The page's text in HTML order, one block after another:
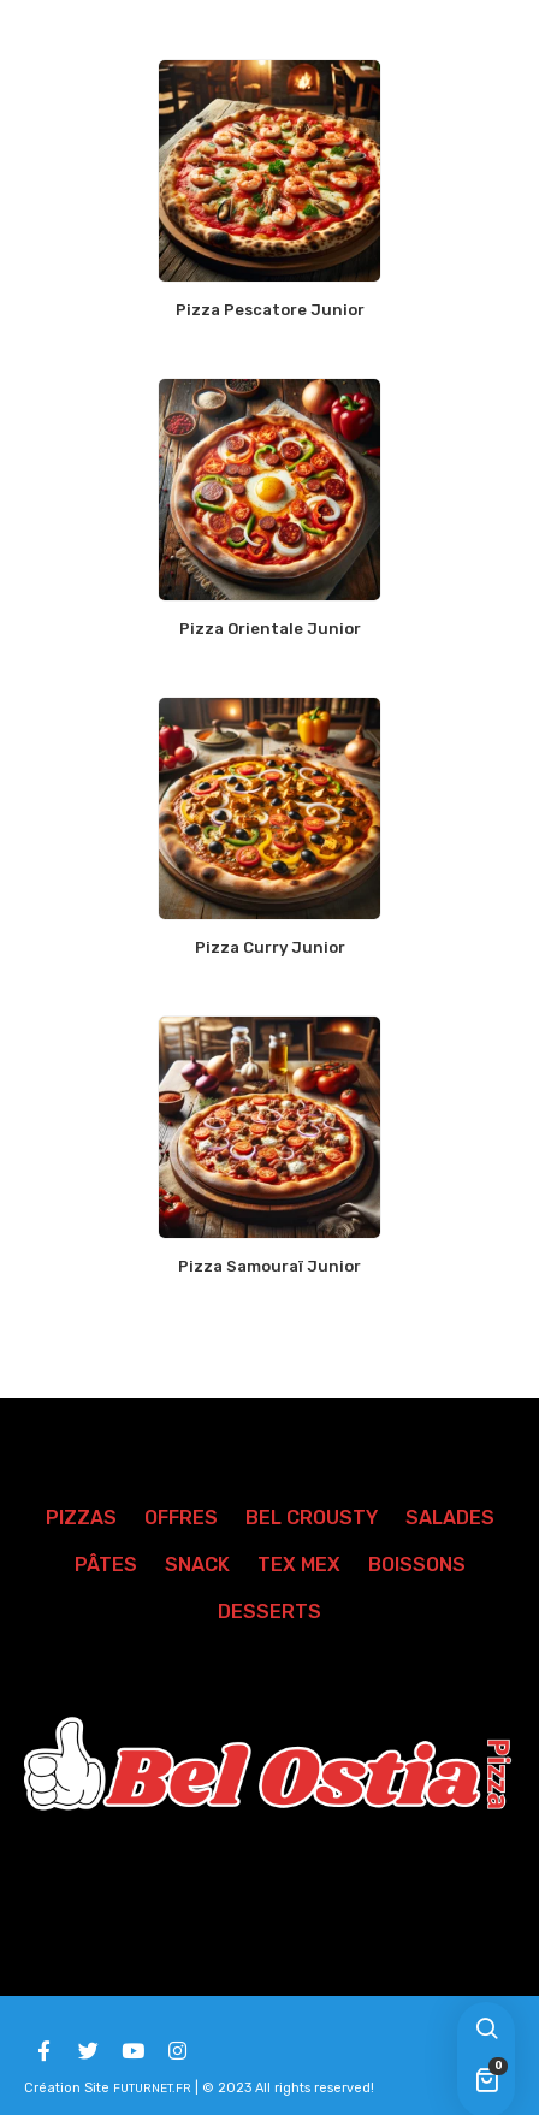
0
Pizza Pescatore Junior
Pizza Orientale Junior
Pizza Curry Junior
Pizza Samouraï Junior
PIZZAS OFFRES BEL CROUSTY SALADES
PÂTES SNACK TEX MEX BOISSONS
DESSERTS
Création Site FUTURNET.FR | © 2023 All rights reserved!